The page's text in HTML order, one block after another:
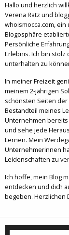
Hallo und herzlich
Verena Ratz und
whoismocca.com,
Blogosphäre
Persönliche
Erlebnis. Ich bin
unterhalten zu
In meiner Freizeit
meinem 2-jährigen
schönsten Seiten der
Bestandteil meines
Unternehmen bereits
und sehe jede
Lernen. Mein
Unternehmerinnen
Leidenschaften zu
Ich hoffe, mein Blog
entdecken und dich
begeben. Herzlichen